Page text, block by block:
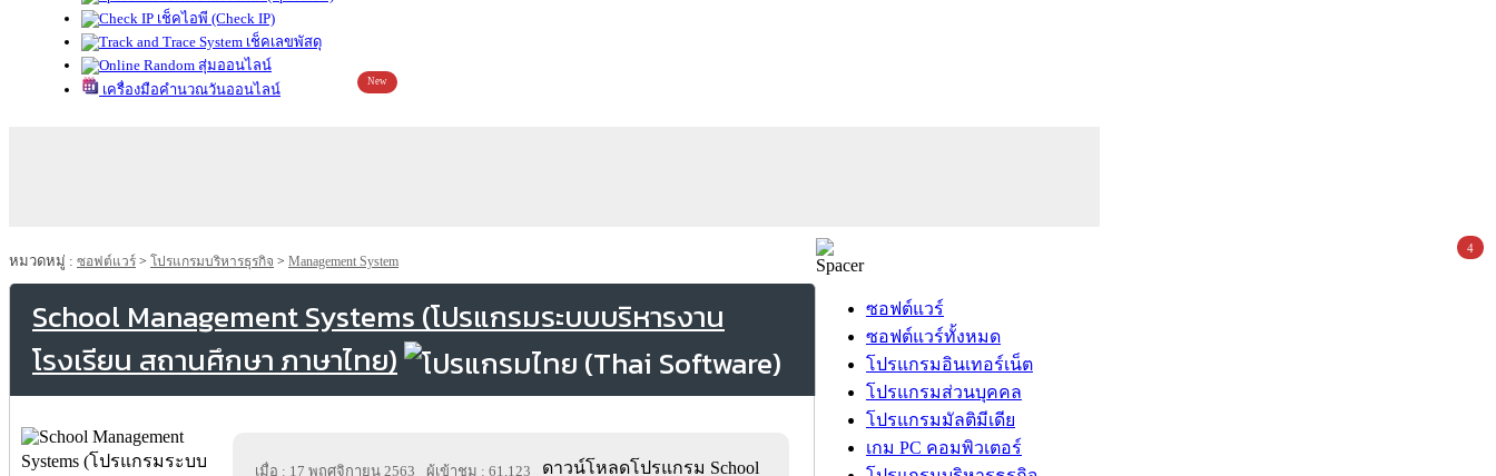
เช็คไอพี (Check IP)
เช็คเลขพัสดุ
สุ่มออนไลน์
เครื่องมือคำนวณวันออนไลน์
New
หมวดหมู่ : ซอฟต์แวร์ > โปรแกรมบริหารธุรกิจ > Management System
School Management Systems (โปรแกรมระบบบริหารงาน
โรงเรียน สถานศึกษา ภาษาไทย)
เมื่อ : 17 พฤศจิกายน 2563 ผู้เข้าชม : 61,123
ดาวน์โหลดโปรแกรม School
ซอฟต์แวร์
ซอฟต์แวร์ทั้งหมด
โปรแกรมอินเทอร์เน็ต
โปรแกรมส่วนบุคคล
โปรแกรมมัลติมีเดีย
เกม PC คอมพิวเตอร์
4